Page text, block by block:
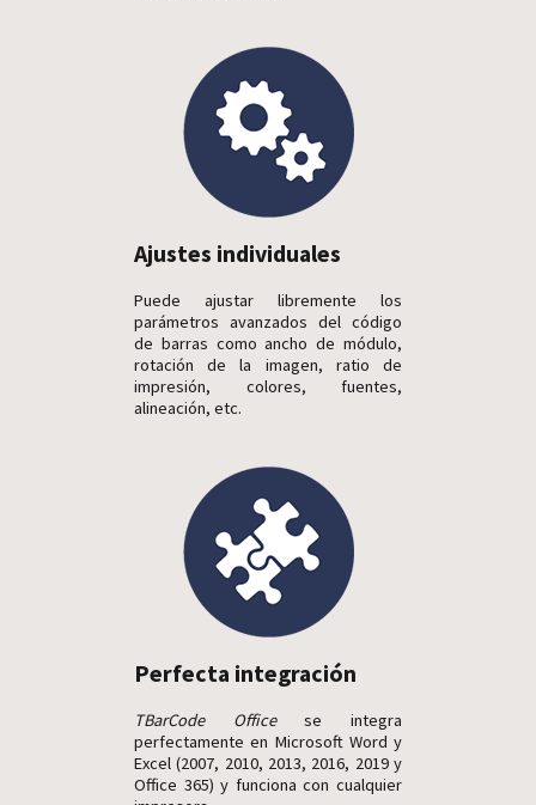
Ajustes individuales
Puede ajustar libremente los
parámetros avanzados del código
de barras como ancho de módulo,
rotación de la imagen, ratio de
impresión, colores, fuentes,
alineación, etc.
Perfecta integración
TBarCode Officese integra
perfectamente en Microsoft Word y
Excel (2007, 2010, 2013, 2016, 2019 y
Office 365) y funciona con cualquier